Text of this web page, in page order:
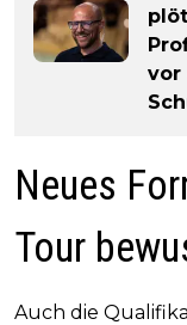
vor
Neues
Tour
Auch die